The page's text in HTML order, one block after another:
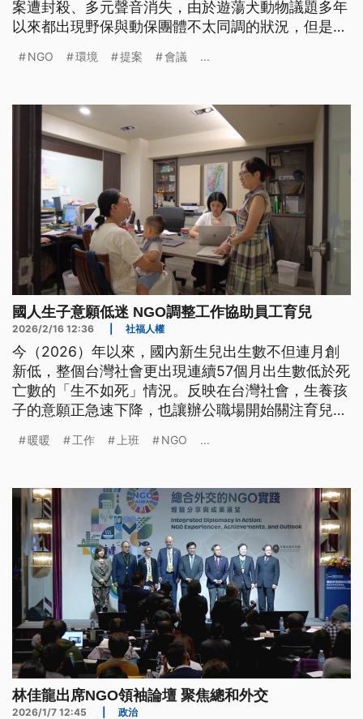
案遭封殺、多元聲音消失，由於遊蕩犬動物議題多年
以來都出現野保與動保團體不太同調的狀況，但是主
先提交有共識的提案。
NGO 環境 提案 會議 ...
國人生子意願低迷 NGO調整工作協助員工育兒
2026/2/16 12:36 社福人權
今（2026）年以來，國內新生兒出生數不但連月創
新低，整個台灣社會更出現連續57個月出生數低於死
亡數的「生不如死」情況。反映在台灣社會，生養孩
子的意願正急速下降，也讓辦公職場開始關注育兒友
辦公室如何做到一起上班、養小孩這件事。
暖暖 工作 上班 NGO ...
林佳龍出席NGO領袖論壇 聚焦總和外交
2026/1/7 12:45 政治